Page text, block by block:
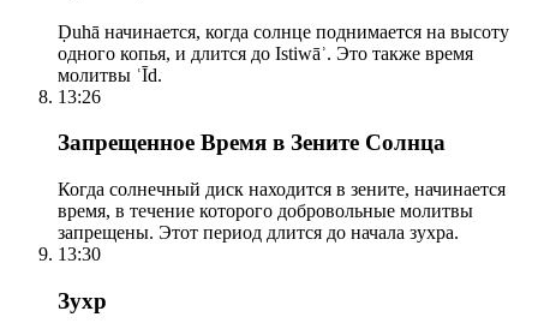
Ḍuhā начинается, когда солнце поднимается на высоту
одного копья, и длится до Istiwāʾ. Это также время
молитвы ʿĪd.
13:26
Запрещенное Время в Зените Солнца
Когда солнечный диск находится в зените, начинается
время, в течение которого добровольные молитвы
запрещены. Этот период длится до начала зухра.
13:30
Зухр